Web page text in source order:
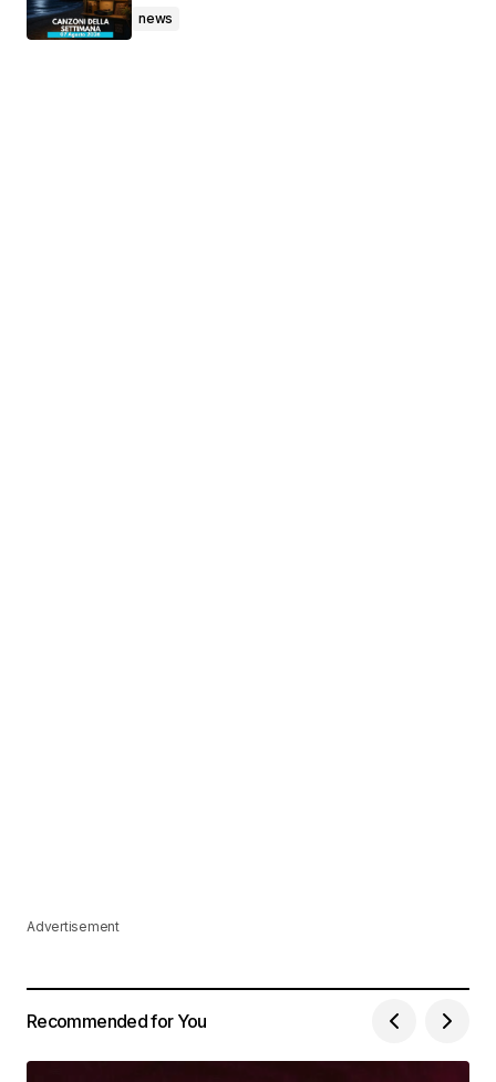
news
Advertisement
Recommended for You